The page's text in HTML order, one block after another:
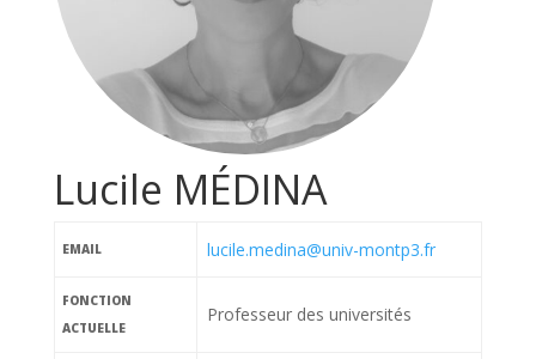
Lucile MÉDINA
EMAIL lucile.medina@univ-montp3.fr
FONCTION
ACTUELLE
Professeur des universités